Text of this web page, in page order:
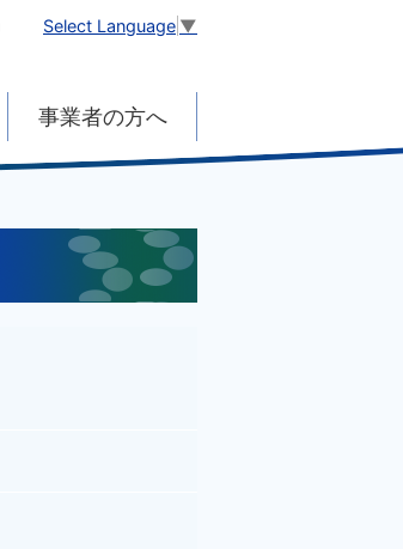
Select Language ▼
事業者の方へ